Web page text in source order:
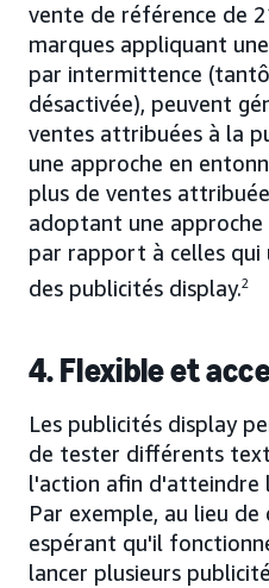
vente de référence de
marques appliquant une
par intermittence
désactivée), peuvent
ventes attribuées à la
une approche en
plus de ventes
adoptant une
par rapport à celles
des publicités display.2
4. Flexible et
Les publicités display
de tester différents
l'action afin d'atteindre
Par exemple, au lieu
espérant qu'il
lancer plusieurs